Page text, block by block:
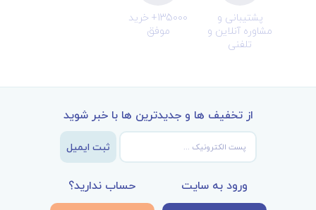
پشتیبانی و
مشاوره آنلاین و
تلفنی
135000+ خرید
موفق
از تخفیف ها و جدیدترین ها با خبر شوید
ثبت ایمیل
ورود به سایت حساب ندارید؟